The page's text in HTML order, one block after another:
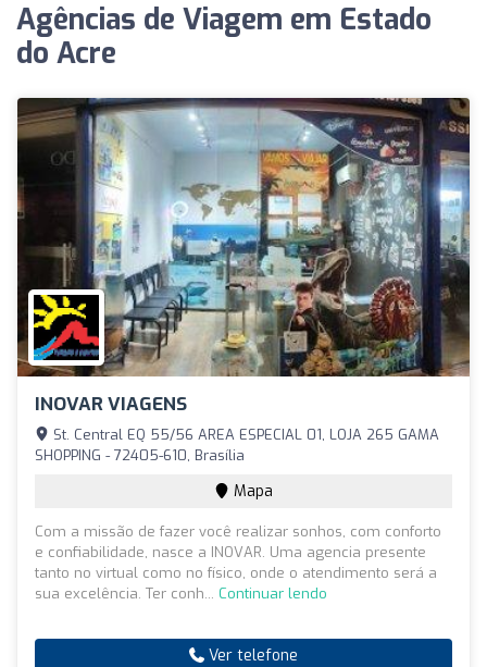
Agências de Viagem em Estado
do Acre
INOVAR VIAGENS
St. Central EQ 55/56 AREA ESPECIAL 01, LOJA 265 GAMA
SHOPPING - 72405-610, Brasília
Mapa
Com a missão de fazer você realizar sonhos, com conforto
e confiabilidade, nasce a INOVAR. Uma agencia presente
tanto no virtual como no físico, onde o atendimento será a
sua excelência. Ter conh... Continuar lendo
Ver telefone